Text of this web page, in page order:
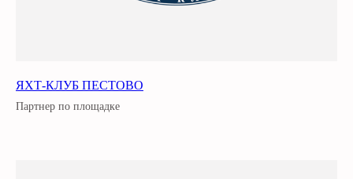
ЯХТ-КЛУБ ПЕСТОВО
Партнер по площадке